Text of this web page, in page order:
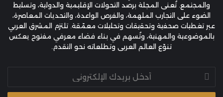
والمجتمع. تُعنى المجلة برصد التحولات الإقليمية والدولية، وتسليط
الضوء على التجارب الملهمة، والفرص الواعدة، والتحديات المعاصرة،
عبر تغطيات صحفية وتحقيقات وتحليلات معمّقة. تلتزم المشرق العربي
بالموضوعية والمهنية، وتُسهم في بناء فضاء معرفي مفتوح يعكس
تنوّع العالم العربي وتطلعاته نحو التقدم.
بريدك
الإلكتروني